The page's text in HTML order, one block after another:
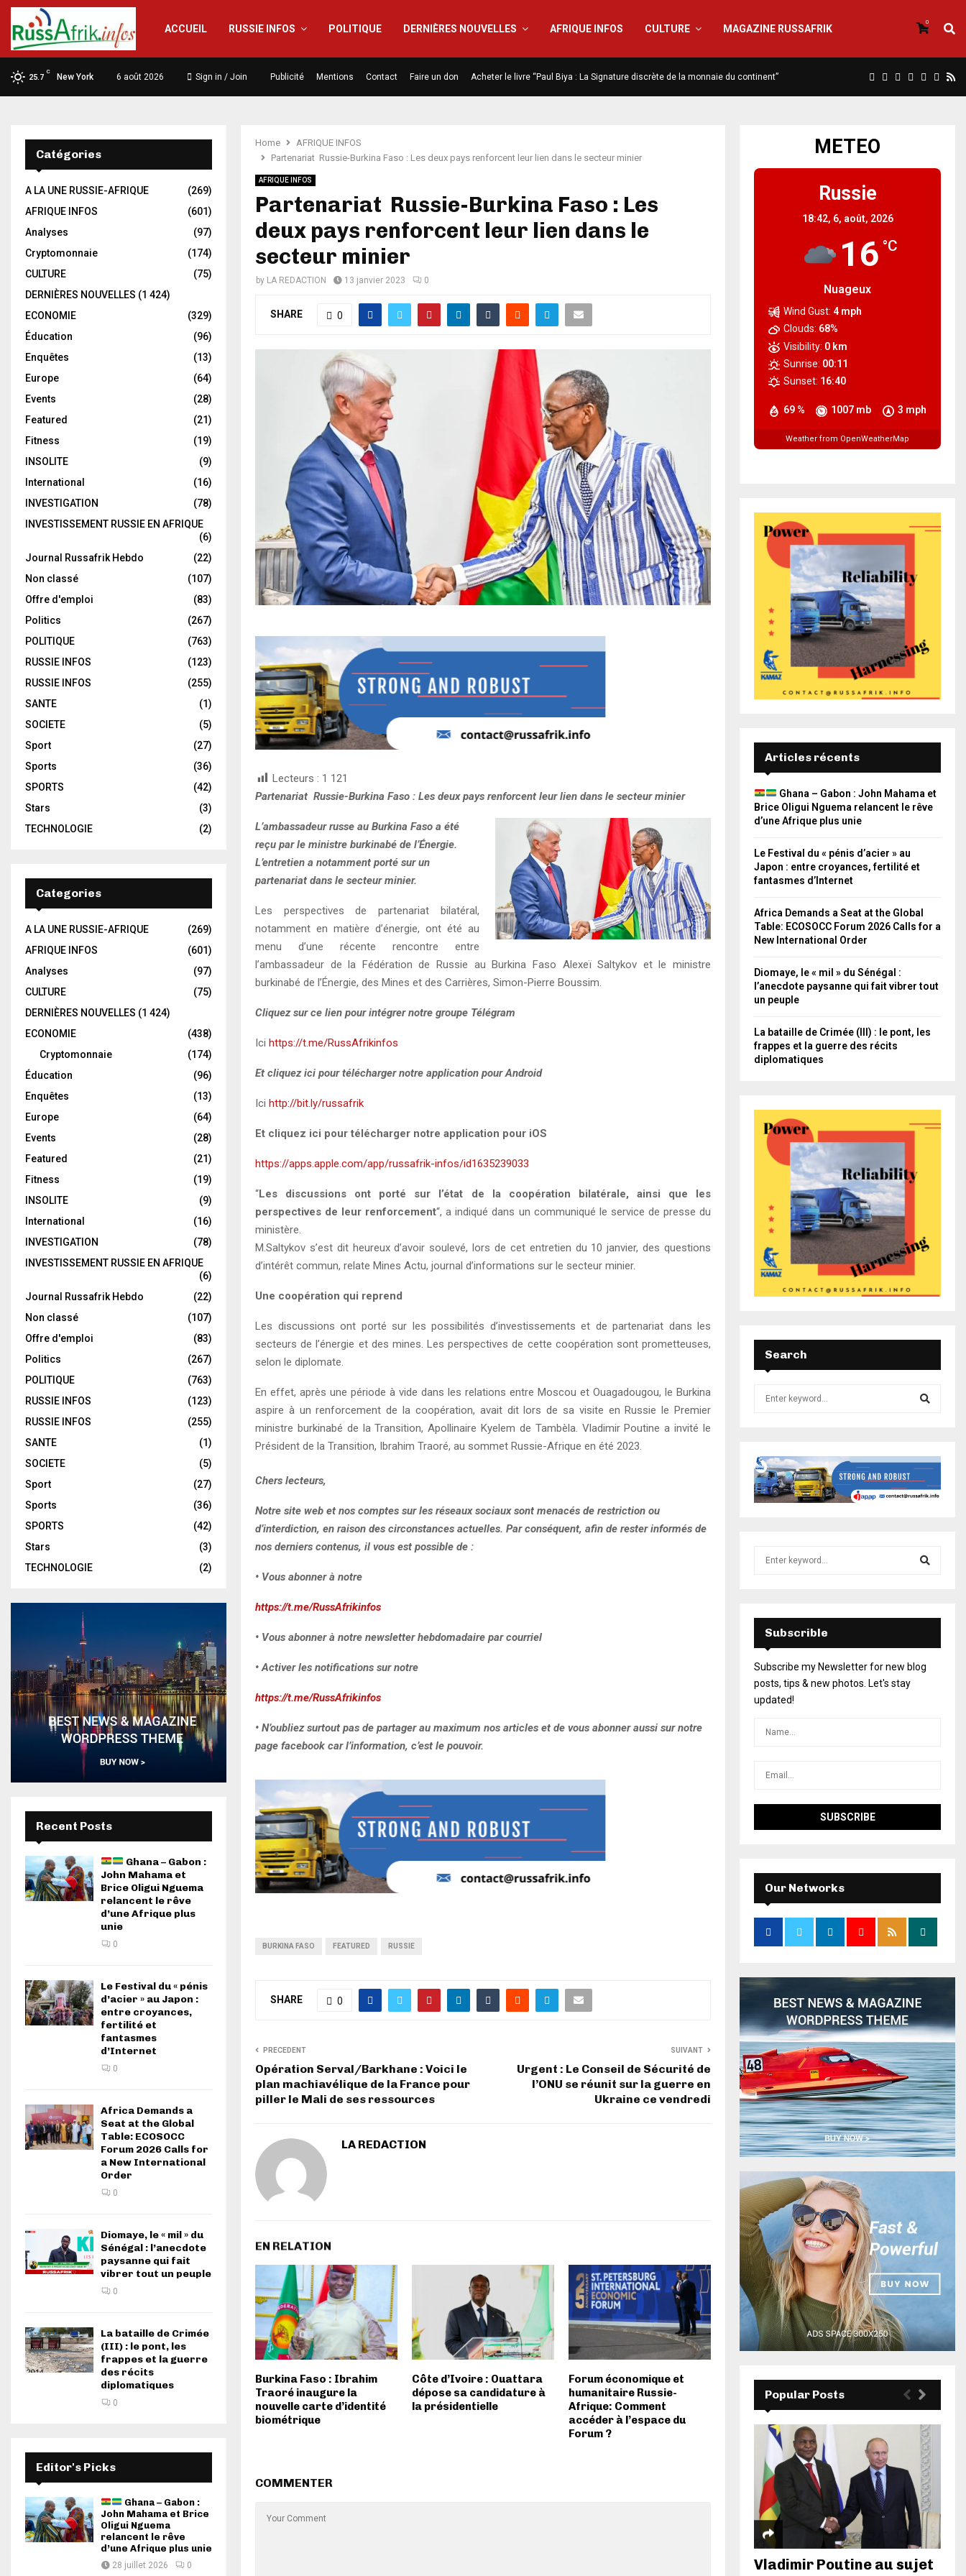
ACCUEIL RUSSIE INFOS POLITIQUE DERNIÈRES NOUVELLES AFRIQUE INFOS CULTURE MAGAZINE RUSSAFRIK
0
25.7
C
New York 6 août 2026 Sign in / Join Publicité Mentions Contact Faire un don Acheter le livre “Paul Biya : La Signature discrète de la monnaie du continent”
Home
AFRIQUE INFOS
Partenariat Russie-Burkina Faso : Les deux pays renforcent leur lien dans le secteur minier
AFRIQUE INFOS
Partenariat Russie-Burkina Faso : Les
deux pays renforcent leur lien dans le
secteur minier
by LA REDACTION 13 janvier 2023 0
SHARE 0
Lecteurs : 1 121
Partenariat Russie-Burkina Faso : Les deux pays renforcent leur lien dans le secteur minier
L’ambassadeur russe au Burkina Faso a été
reçu par le ministre burkinabé de l’Énergie.
L’entretien a notamment porté sur un
partenariat dans le secteur minier.
Les perspectives de partenariat bilatéral,
notamment en matière d’énergie, ont été au
menu d’une récente rencontre entre
l’ambassadeur de la Fédération de Russie au Burkina Faso Alexeï Saltykov et le ministre
burkinabé de l’Énergie, des Mines et des Carrières, Simon-Pierre Boussim.
Cliquez sur ce lien pour intégrer notre groupe Télégram
Ici https://t.me/RussAfrikinfos
Et cliquez ici pour télécharger notre application pour Android
Ici http://bit.ly/russafrik
Et cliquez ici pour télécharger notre application pour iOS
https://apps.apple.com/app/russafrik-infos/id1635239033
“Les discussions ont porté sur l’état de la coopération bilatérale, ainsi que les
perspectives de leur renforcement“, a indiqué dans un communiqué le service de presse du
ministère.
M.Saltykov s’est dit heureux d’avoir soulevé, lors de cet entretien du 10 janvier, des questions
d’intérêt commun, relate Mines Actu, journal d’informations sur le secteur minier.
Une coopération qui reprend
Les discussions ont porté sur les possibilités d’investissements et de partenariat dans les
secteurs de l’énergie et des mines. Les perspectives de cette coopération sont prometteuses,
selon le diplomate.
En effet, après une période à vide dans les relations entre Moscou et Ouagadougou, le Burkina
aspire à un renforcement de la coopération, avait dit lors de sa visite en Russie le Premier
ministre burkinabé de la Transition, Apollinaire Kyelem de Tambèla. Vladimir Poutine a invité le
Président de la Transition, Ibrahim Traoré, au sommet Russie-Afrique en été 2023.
Chers lecteurs,
Notre site web et nos comptes sur les réseaux sociaux sont menacés de restriction ou
d’interdiction, en raison des circonstances actuelles. Par conséquent, afin de rester informés de
nos derniers contenus, il vous est possible de :
• Vous abonner à notre
https://t.me/RussAfrikinfos
• Vous abonner à notre newsletter hebdomadaire par courriel
• Activer les notifications sur notre
https://t.me/RussAfrikinfos
• N’oubliez surtout pas de partager au maximum nos articles et de vous abonner aussi sur notre
page facebook car l’information, c’est le pouvoir.
BURKINA FASO FEATURED RUSSIE
SHARE 0
PRECEDENT
Opération Serval/Barkhane : Voici le
plan machiavélique de la France pour
piller le Mali de ses ressources
SUIVANT
Urgent : Le Conseil de Sécurité de
l’ONU se réunit sur la guerre en
Ukraine ce vendredi
LA REDACTION
EN RELATION
Burkina Faso : Ibrahim
Traoré inaugure la
nouvelle carte d’identité
biométrique
Côte d’Ivoire : Ouattara
dépose sa candidature à
la présidentielle
Forum économique et
humanitaire Russie-
Afrique: Comment
accéder à l’espace du
Forum ?
COMMENTER
Catégories
A LA UNE RUSSIE-AFRIQUE
(269)
AFRIQUE INFOS
(601)
Analyses
(97)
Cryptomonnaie
(174)
CULTURE
(75)
DERNIÈRES NOUVELLES (1 424)
ECONOMIE
(329)
Éducation
(96)
Enquêtes
(13)
Europe
(64)
Events
(28)
Featured
(21)
Fitness
(19)
INSOLITE
(9)
International
(16)
INVESTIGATION
(78)
INVESTISSEMENT RUSSIE EN AFRIQUE
(6)
Journal Russafrik Hebdo
(22)
Non classé
(107)
Offre d'emploi
(83)
Politics
(267)
POLITIQUE
(763)
RUSSIE INFOS
(123)
RUSSIE INFOS
(255)
SANTE
(1)
SOCIETE
(5)
Sport
(27)
Sports
(36)
SPORTS
(42)
Stars
(3)
TECHNOLOGIE
(2)
Categories
A LA UNE RUSSIE-AFRIQUE
(269)
AFRIQUE INFOS
(601)
Analyses
(97)
CULTURE
(75)
DERNIÈRES NOUVELLES (1 424)
ECONOMIE
(438)
Cryptomonnaie
(174)
Éducation
(96)
Enquêtes
(13)
Europe
(64)
Events
(28)
Featured
(21)
Fitness
(19)
INSOLITE
(9)
International
(16)
INVESTIGATION
(78)
INVESTISSEMENT RUSSIE EN AFRIQUE
(6)
Journal Russafrik Hebdo
(22)
Non classé
(107)
Offre d'emploi
(83)
Politics
(267)
POLITIQUE
(763)
RUSSIE INFOS
(123)
RUSSIE INFOS
(255)
SANTE
(1)
SOCIETE
(5)
Sport
(27)
Sports
(36)
SPORTS
(42)
Stars
(3)
TECHNOLOGIE
(2)
Recent Posts
Ghana – Gabon :
John Mahama et
Brice Oligui Nguema
relancent le rêve
d’une Afrique plus
unie
0
Le Festival du « pénis
d’acier » au Japon :
entre croyances,
fertilité et
fantasmes
d’Internet
0
Africa Demands a
Seat at the Global
Table: ECOSOCC
Forum 2026 Calls for
a New International
Order
0
Diomaye, le « mil » du
Sénégal : l’anecdote
paysanne qui fait
vibrer tout un peuple
0
La bataille de Crimée
(III) : le pont, les
frappes et la guerre
des récits
diplomatiques
0
Editor's Picks
Ghana – Gabon :
John Mahama et Brice
Oligui Nguema
relancent le rêve
d’une Afrique plus unie
28 juillet 2026 0
METEO
Russie
18:42, 6, août, 2026
16 °C
Nuageux
69 % 1007 mb 3 mph
Wind Gust: 4 mph
Clouds: 68%
Visibility: 0 km
Sunrise: 00:11
Sunset: 16:40
Weather from OpenWeatherMap
Articles récents
Ghana – Gabon : John Mahama et
Brice Oligui Nguema relancent le rêve
d’une Afrique plus unie
Le Festival du « pénis d’acier » au
Japon : entre croyances, fertilité et
fantasmes d’Internet
Africa Demands a Seat at the Global
Table: ECOSOCC Forum 2026 Calls for a
New International Order
Diomaye, le « mil » du Sénégal :
l’anecdote paysanne qui fait vibrer tout
un peuple
La bataille de Crimée (III) : le pont, les
frappes et la guerre des récits
diplomatiques
Search
Subscrible
Subscribe my Newsletter for new blog
posts, tips & new photos. Let's stay
updated!
Our Networks
Popular Posts
Vladimir Poutine au sujet